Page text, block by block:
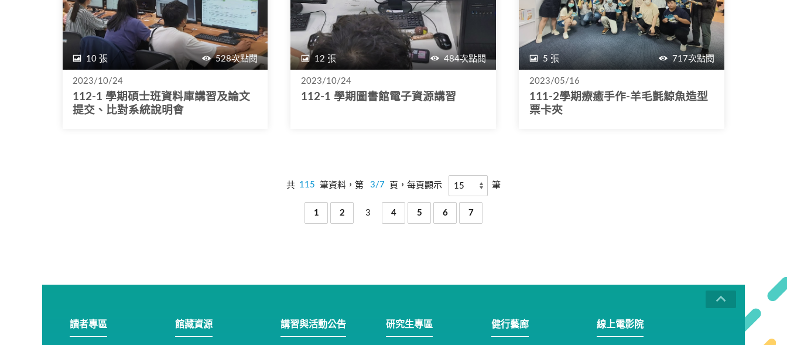
10 張 528次點閱
2023/10/24
112-1 學期碩士班資料庫講習及論文
提交、比對系統說明會
12 張 484次點閱
2023/10/24
112-1 學期圖書館電子資源講習
5 張 717次點閱
2023/05/16
111-2學期療癒手作-羊毛氈鯨魚造型
票卡夾
共 115 筆資料，第 3/7 頁，每頁顯示 筆
1 2 3 4 5 6 7
讀者專區 館藏資源 講習與活動公告 研究生專區 健行藝廊 線上電影院